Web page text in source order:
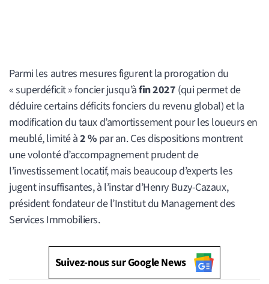
Parmi les autres mesures figurent la prorogation du
« superdéficit » foncier jusqu’àfin 2027 (qui permet de
déduire certains déficits fonciers du revenu global) et la
modification du taux d’amortissement pour les loueurs en
meublé, limité à2 % par an. Ces dispositions montrent
une volonté d’accompagnement prudent de
l’investissement locatif, mais beaucoup d’experts les
jugent insuffisantes, à l’instar d’Henry Buzy-Cazaux,
président fondateur de l’Institut du Management des
Services Immobiliers.
Suivez-nous sur Google News